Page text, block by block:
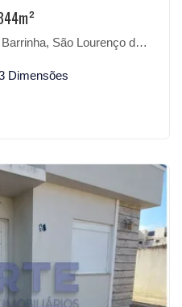
São Lourenço do Sul-RS
Dimensões